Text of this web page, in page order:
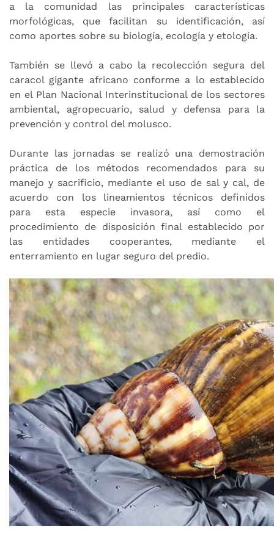
a la comunidad las principales características
morfológicas, que facilitan su identificación, así
como aportes sobre su biología, ecología y etología.
También se llevó a cabo la recolección segura del
caracol gigante africano conforme a lo establecido
en el Plan Nacional Interinstitucional de los sectores
ambiental, agropecuario, salud y defensa para la
prevención y control del molusco.
Durante las jornadas se realizó una demostración
práctica de los métodos recomendados para su
manejo y sacrificio, mediante el uso de sal y cal, de
acuerdo con los lineamientos técnicos definidos
para esta especie invasora, así como el
procedimiento de disposición final establecido por
las entidades cooperantes, mediante el
enterramiento en lugar seguro del predio.